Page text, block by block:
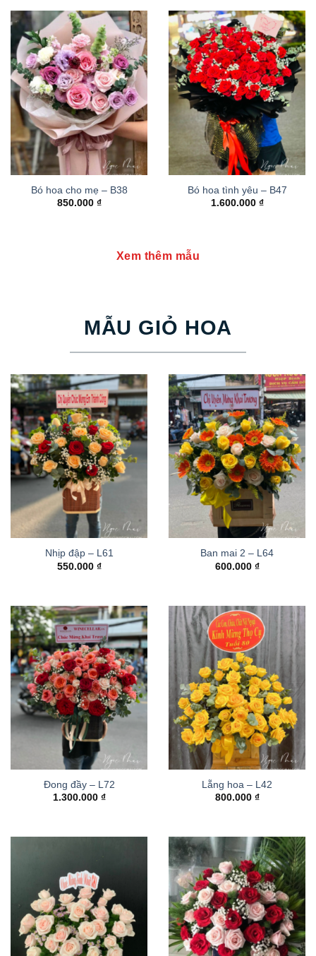
Bó hoa cho mẹ – B38
850.000 ₫
Bó hoa tình yêu – B47
1.600.000 ₫
Xem thêm mẫu
MẪU GIỎ HOA
Nhịp đập – L61
550.000 ₫
Ban mai 2 – L64
600.000 ₫
Đong đầy – L72
1.300.000 ₫
Lẵng hoa – L42
800.000 ₫